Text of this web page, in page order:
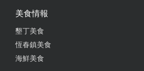
美食情報
墾丁美食
恆春鎮美食
海鮮美食